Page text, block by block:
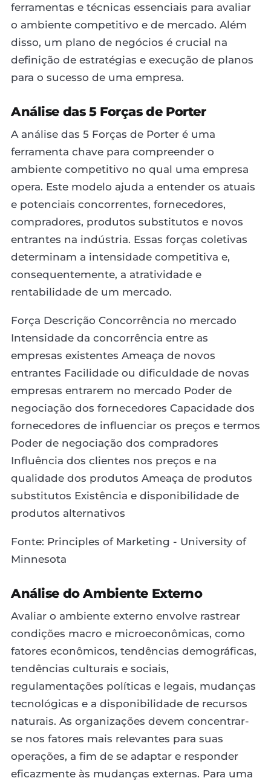
ferramentas e técnicas essenciais para avaliar
o ambiente competitivo e de mercado. Além
disso, um plano de negócios é crucial na
definição de estratégias e execução de planos
para o sucesso de uma empresa.
Análise das 5 Forças de Porter
A análise das 5 Forças de Porter é uma
ferramenta chave para compreender o
ambiente competitivo no qual uma empresa
opera. Este modelo ajuda a entender os atuais
e potenciais concorrentes, fornecedores,
compradores, produtos substitutos e novos
entrantes na indústria. Essas forças coletivas
determinam a intensidade competitiva e,
consequentemente, a atratividade e
rentabilidade de um mercado.
Força Descrição Concorrência no mercado
Intensidade da concorrência entre as
empresas existentes Ameaça de novos
entrantes Facilidade ou dificuldade de novas
empresas entrarem no mercado Poder de
negociação dos fornecedores Capacidade dos
fornecedores de influenciar os preços e termos
Poder de negociação dos compradores
Influência dos clientes nos preços e na
qualidade dos produtos Ameaça de produtos
substitutos Existência e disponibilidade de
produtos alternativos
Fonte: Principles of Marketing - University of
Minnesota
Análise do Ambiente Externo
Avaliar o ambiente externo envolve rastrear
condições macro e microeconômicas, como
fatores econômicos, tendências demográficas,
tendências culturais e sociais,
regulamentações políticas e legais, mudanças
tecnológicas e a disponibilidade de recursos
naturais. As organizações devem concentrar-
se nos fatores mais relevantes para suas
operações, a fim de se adaptar e responder
eficazmente às mudanças externas. Para uma